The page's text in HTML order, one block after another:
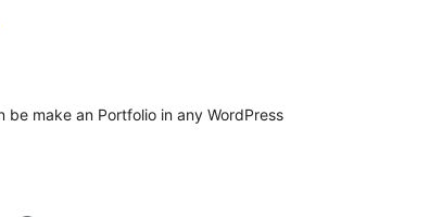
be make an Portfolio in any WordPress